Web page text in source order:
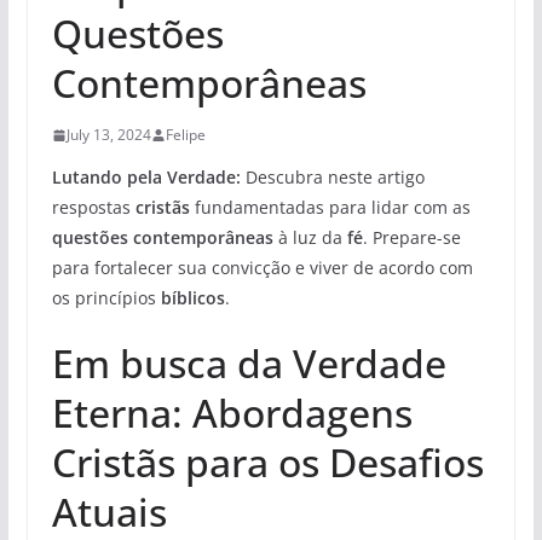
Questões
Contemporâneas
July 13, 2024 Felipe
Lutando pela Verdade: Descubra neste artigo
respostas cristãsfundamentadas para lidar com as
questões contemporâneasà luz da fé. Prepare-se
para fortalecer sua convicção e viver de acordo com
os princípios bíblicos.
Em busca da Verdade
Eterna: Abordagens
Cristãs para os Desafios
Atuais